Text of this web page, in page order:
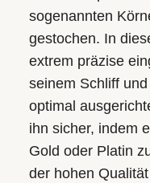
sogenannten
gestochen. In
extrem präzise
seinem Schliff
optimal
ihn sicher, indem
Gold oder Platin
der hohen